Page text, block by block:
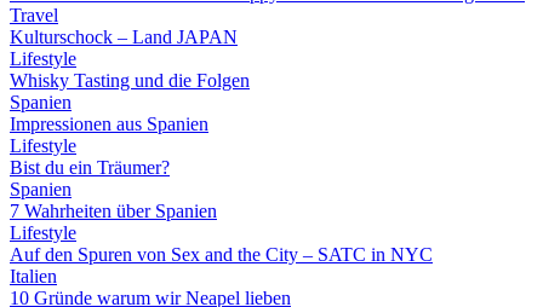
Travel
Kulturschock – Land JAPAN
Lifestyle
Whisky Tasting und die Folgen
Spanien
Impressionen aus Spanien
Lifestyle
Bist du ein Träumer?
Spanien
7 Wahrheiten über Spanien
Lifestyle
Auf den Spuren von Sex and the City – SATC in NYC
Italien
10 Gründe warum wir Neapel lieben